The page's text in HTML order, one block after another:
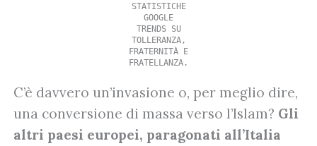
STATISTICHE
GOOGLE
TRENDS SU
TOLLERANZA,
FRATERNITÀ E
FRATELLANZA.
C’è davvero un’invasione o, per meglio dire,
una conversione di massa verso l’Islam? Gli
altri paesi europei, paragonati all’Italia